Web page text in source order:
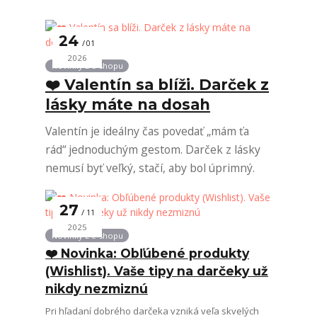
24 01
2026
Novinky z e-shopu
❤️ Valentín sa blíži. Darček z
lásky máte na dosah
Valentín je ideálny čas povedať „mám ťa
rád“ jednoduchým gestom. Darček z lásky
nemusí byť veľký, stačí, aby bol úprimný.
27 11
2025
Novinky z e-shopu
❤️ Novinka: Obľúbené produkty
(Wishlist). Vaše tipy na darčeky už
nikdy nezmiznú
Pri hľadaní dobrého darčeka vzniká veľa skvelých